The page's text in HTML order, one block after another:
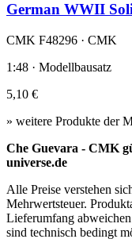
German WWII
CMK F48296 · CMK
1:48 · Modellbausatz
5,10 €
» weitere Produkte der
Che Guevara - CMK
universe.de
Alle Preise verstehen
Mehrwertsteuer.
Lieferumfang
sind technisch bedingt